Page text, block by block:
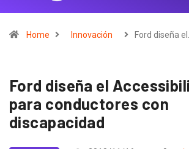
Home Innovación Ford diseña el…
Ford diseña el
para conductores con
discapacidad